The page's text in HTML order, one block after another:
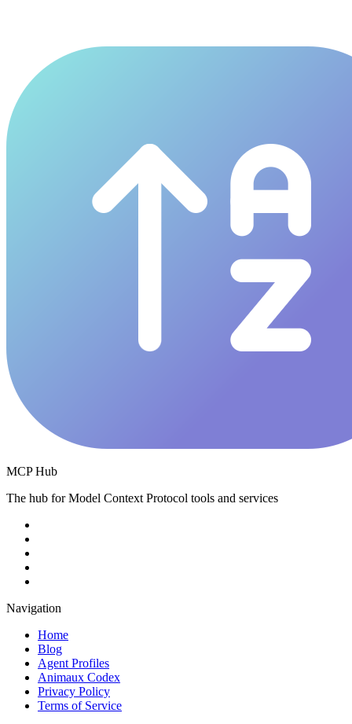
MCP Hub
The hub for Model Context Protocol tools and services
Navigation
Home
Blog
Agent Profiles
Animaux Codex
Privacy Policy
Terms of Service